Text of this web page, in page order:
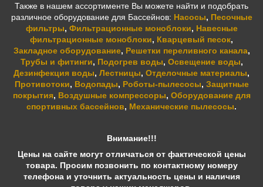
Также в нашем ассортименте Вы можете найти и подобрать
различное оборудование для Бассейнов: Насосы, Песочные
фильтры, Фильтрационные моноблоки, Навесные
фильтрационные моноблоки, Кварцевый песок,
Закладное оборудование, Решетки переливного канала,
Трубы и фитинги, Подогрев воды, Освещение воды,
Дезинфекция воды, Лестницы, Отделочные материалы,
Противотоки, Водопады, Роботы-пылесосы, Защитные
покрытия, Воздушные компрессоры, Оборудование для
спортивных бассейнов, Механические пылесосы.
Внимание!!!
Цены на сайте могут отличаться от фактической цены
товара. Просим позвонить по контактному номеру
телефона и уточнить актуальность цены и наличия